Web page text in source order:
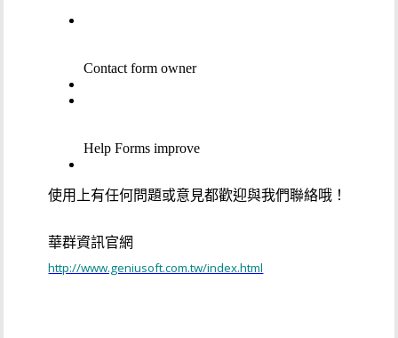
使用上有任何問題或意見都歡迎與我們聯絡哦！
華群資訊官網
http://www.geniusoft.com.tw/index.html